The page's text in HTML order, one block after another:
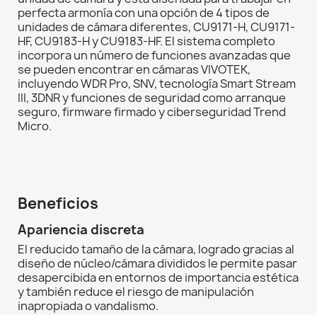
perfecta armonía con una opción de 4 tipos de
unidades de cámara diferentes, CU9171-H, CU9171-
HF, CU9183-H y CU9183-HF. El sistema completo
incorpora un número de funciones avanzadas que
se pueden encontrar en cámaras VIVOTEK,
incluyendo WDR Pro, SNV, tecnología Smart Stream
III, 3DNR y funciones de seguridad como arranque
seguro, firmware firmado y ciberseguridad Trend
Micro.
Beneficios
Apariencia discreta
El reducido tamaño de la cámara, logrado gracias al
diseño de núcleo/cámara divididos le permite pasar
desapercibida en entornos de importancia estética
y también reduce el riesgo de manipulación
inapropiada o vandalismo.